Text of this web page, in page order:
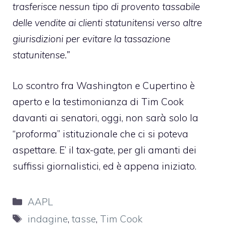
trasferisce nessun tipo di provento tassabile
delle vendite ai clienti statunitensi verso altre
giurisdizioni per evitare la tassazione
statunitense.”
Lo scontro fra Washington e Cupertino è
aperto e la testimonianza di Tim Cook
davanti ai senatori, oggi, non sarà solo la
“proforma” istituzionale che ci si poteva
aspettare. E’ il tax-gate, per gli amanti dei
suffissi giornalistici, ed è appena iniziato.
Categorie
AAPL
Tag
indagine,tasse, Tim Cook